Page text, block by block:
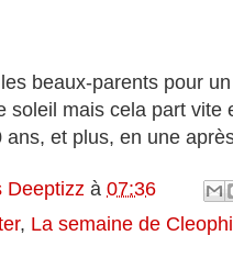
beaux-parents pour
soleil mais cela part vite
et plus, en une
Deeptizz à 07:36
, La semaine de